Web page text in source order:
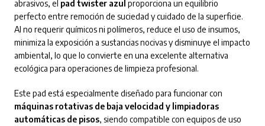
abrasivos, el pad twister azul proporciona un equilibrio
perfecto entre remoción de suciedad y cuidado de la superficie.
Al no requerir químicos ni polímeros, reduce el uso de insumos,
minimiza la exposición a sustancias nocivas y disminuye el impacto
ambiental, lo que lo convierte en una excelente alternativa
ecológica para operaciones de limpieza profesional.
Este pad está especialmente diseñado para funcionar con
máquinas rotativas de baja velocidad y limpiadoras
automáticas de pisos, siendo compatible con equipos de uso